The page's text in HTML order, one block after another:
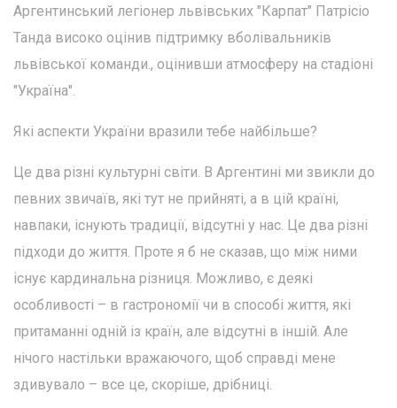
Аргентинський легіонер львівських "Карпат" Патрісіо
Танда високо оцінив підтримку вболівальників
львівської команди., оцінивши атмосферу на стадіоні
"Україна".
Які аспекти України вразили тебе найбільше?
Це два різні культурні світи. В Аргентині ми звикли до
певних звичаїв, які тут не прийняті, а в цій країні,
навпаки, існують традиції, відсутні у нас. Це два різні
підходи до життя. Проте я б не сказав, що між ними
існує кардинальна різниця. Можливо, є деякі
особливості – в гастрономії чи в способі життя, які
притаманні одній із країн, але відсутні в іншій. Але
нічого настільки вражаючого, щоб справді мене
здивувало – все це, скоріше, дрібниці.